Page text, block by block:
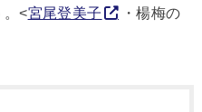
。<宮尾登美子
・楊梅の